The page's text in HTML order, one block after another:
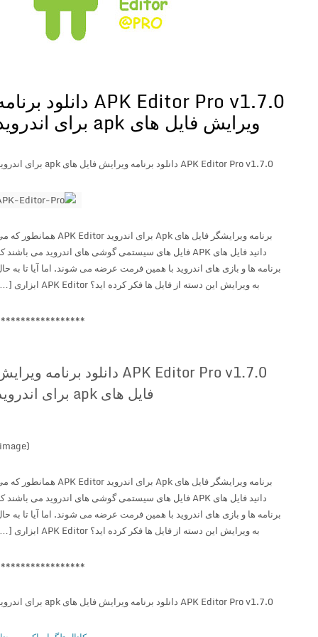
APK Editor Pro v1.7.0 دانلود برنامه
ویرایش فایل های apk برای اندروید
APK Editor Pro v1.7.0 دانلود برنامه ویرایش فایل های apk برای اندروید
برنامه ویرایشگر فایل های Apk برای اندروید APK Editor همانطور که می
دانید فایل های APK فایل های سیستمی گوشی های اندروید می باشند که
برنامه ها و بازی های اندروید با همین فرمت عرضه می شوند. اما آیا تا به حال
به ویرایش این دسته از فایل ها فکر کرده اید؟ APK Editor ابزاری […]
******************
APK Editor Pro v1.7.0 دانلود برنامه ویرایش
فایل های apk برای اندروید
برنامه ویرایشگر فایل های Apk برای اندروید APK Editor همانطور که می
دانید فایل های APK فایل های سیستمی گوشی های اندروید می باشند که
برنامه ها و بازی های اندروید با همین فرمت عرضه می شوند. اما آیا تا به حال
به ویرایش این دسته از فایل ها فکر کرده اید؟ APK Editor ابزاری […]
******************
APK Editor Pro v1.7.0 دانلود برنامه ویرایش فایل های apk برای اندروید